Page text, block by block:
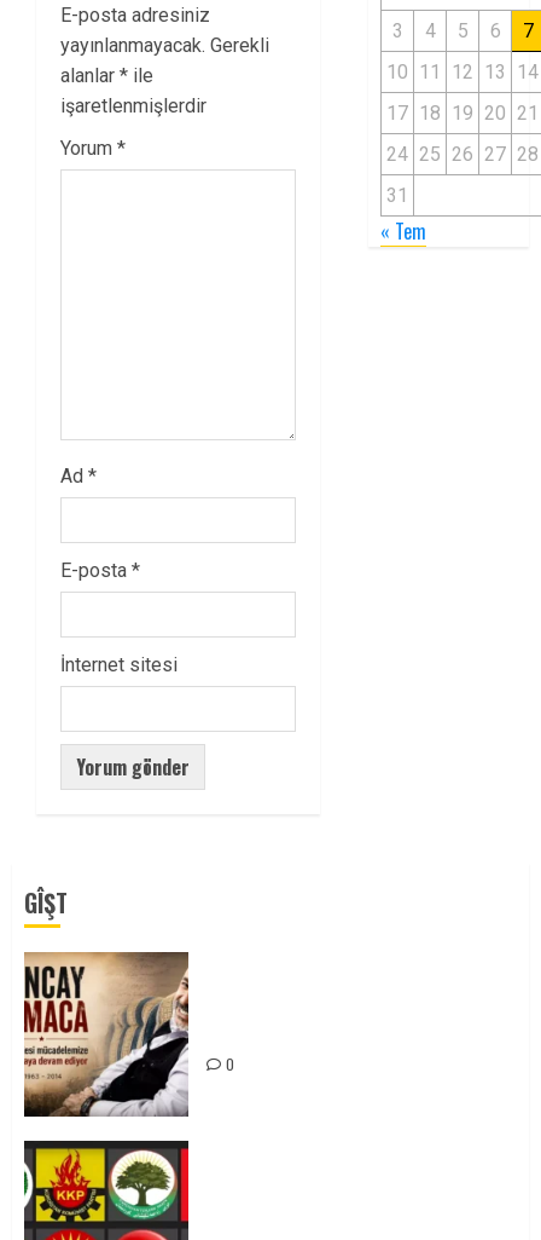
E-posta adresiniz
yayınlanmayacak. Gerekli
alanlar * ile
işaretlenmişlerdir
Yorum *
Ad *
E-posta *
İnternet sitesi
3 4 5 6
7
10 11 12 13
14
17 18 19 20 21
24 25 26 27 28
31
« Tem
GÎŞT
0